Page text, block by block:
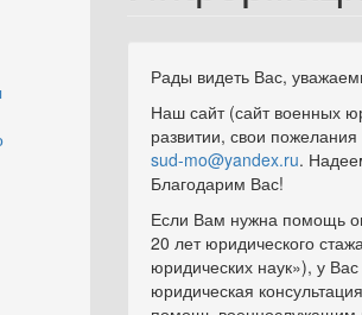
Рады видеть Вас,
Наш сайт (сайт военных
развитии, свои
sud-mo@yandex.ru.
Благодарим Вас!
Если Вам нужна помощь
20 лет юридического
юридических наук»), у
юридическая